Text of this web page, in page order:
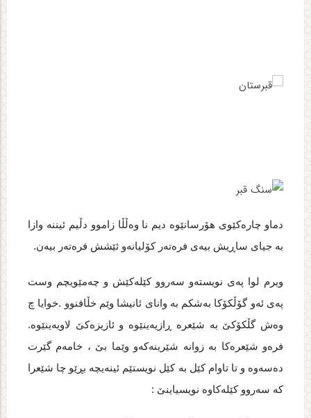
دماو چاره‌کێوی هۆرسانێوه‌ دیم نا وه‌ڵڵا زاموو دڵیم ئیننه‌ وازا
به‌ جیای ساڕیش بیه‌ی فره‌ته‌ر کۆلیانه‌و ئێشش فره‌ته‌ر بیه‌ن.
ویرم لوا په‌ی نویسته‌و سه‌روو کێله‌کێش و چه‌مێویچم وست
په‌ی ئه‌و گۆڵکۆکا به‌شکم به‌ وانای ئانیشا وێم خڵافنوو .خوایا چ
وه‌ش گڵکۆکێ به‌ شێعره‌ ڕازیه‌ینێوه‌ و ئازیزه‌کێ لاویه‌ینێوه‌.
فره‌و شێعره‌کا به‌ زوانه‌ شێرینه‌که‌و وێما بێ ، خامه‌م گێرت
ده‌سه‌وه‌ و تا تاوام کێل به‌ کێل نویستێم ئینه‌یچه‌ بڕێو چا شێعرا
که‌ سه‌روو کێله‌کاوه‌ نویسیاینێ :